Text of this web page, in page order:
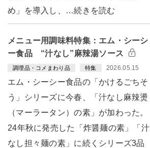
め」を導入し、…続きを読む
メニュー用調味料特集：エム・シーシ
ー食品 “汁なし”麻辣湯ソース
調理品・コメまわり品 特集 2026.05.15
エム・シーシー食品の「かけるごちそ
う」シリーズに今春、「汁なし麻辣燙
（マーラータン）の素」が加わった。
24年秋に発売した「炸醤麺の素」「汁
なし担々麺の素」に続くシリーズ3品